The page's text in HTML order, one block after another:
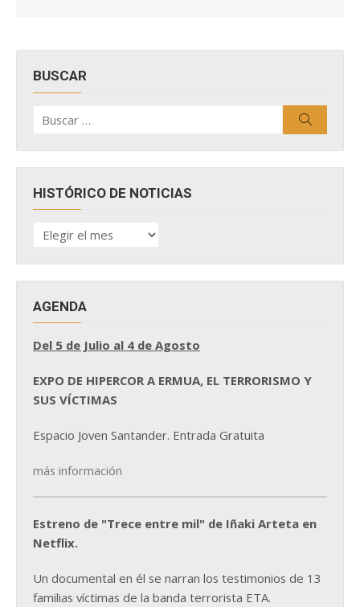
BUSCAR
por:
HISTÓRICO DE NOTICIAS
HISTÓRICO
DE
AGENDA
Del 5 de Julio al 4 de Agosto
EXPO DE HIPERCOR A ERMUA, EL TERRORISMO Y
SUS VÍCTIMAS
Espacio Joven Santander. Entrada Gratuita
más información
Estreno de "Trece entre mil" de Iñaki Arteta en
Netflix.
Un documental en él se narran los testimonios de 13
familias víctimas de la banda terrorista ETA.